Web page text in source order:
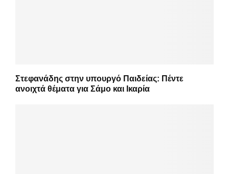
Στεφανάδης στην υπουργό Παιδείας: Πέντε
ανοιχτά θέματα για Σάμο και Ικαρία